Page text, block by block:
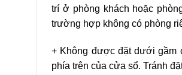
trí ở phòng khách hoặc
trường hợp không có phòng
+ Không được đặt dưới gầm
phía trên của cửa sổ. Tránh